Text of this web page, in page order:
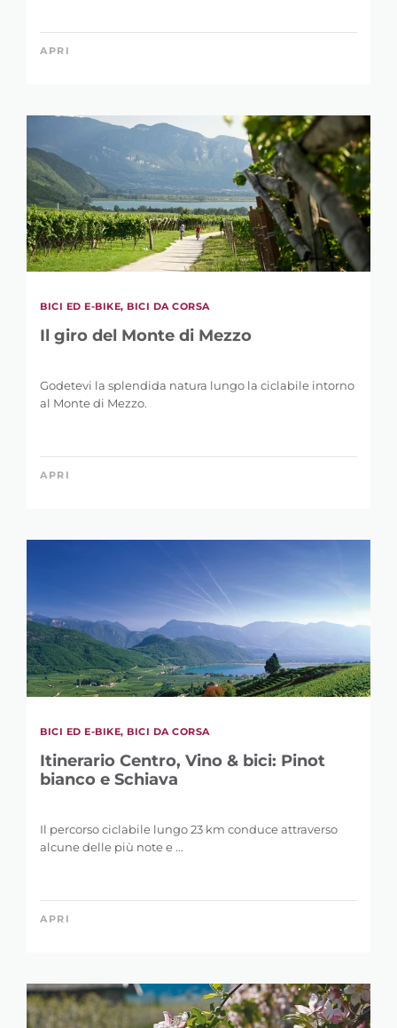
APRI
BICI ED E-BIKE, BICI DA CORSA
Il giro del Monte di Mezzo
Godetevi la splendida natura lungo la ciclabile intorno
al Monte di Mezzo.
APRI
BICI ED E-BIKE, BICI DA CORSA
Itinerario Centro, Vino & bici: Pinot
bianco e Schiava
Il percorso ciclabile lungo 23 km conduce attraverso
alcune delle più note e ...
APRI